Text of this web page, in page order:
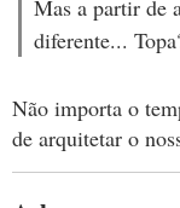
Mas a partir de
diferente...
Não importa o
de arquitetar o